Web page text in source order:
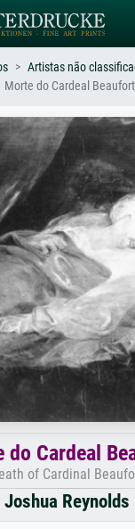
ou estilo –
nu.
Descreva
abstrato
a óleo
Artistas não
Morte do Cardeal Beaufort
do Cardeal
of Cardinal
Joshua Reynolds